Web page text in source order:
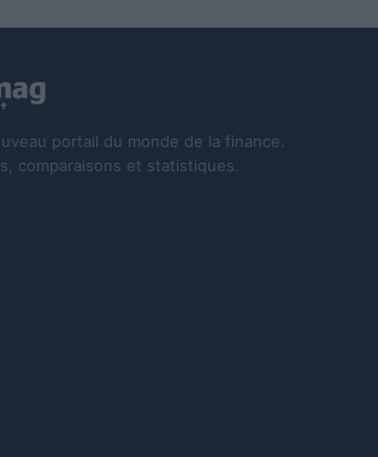
portail du monde de la finance.
comparaisons et statistiques.